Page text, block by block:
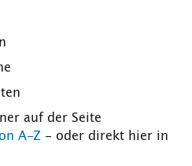
auf der Seite
A-Z - oder direkt hier in